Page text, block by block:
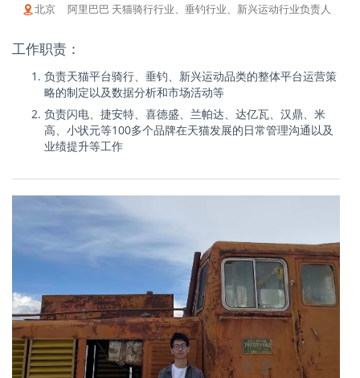
北京 阿里巴巴 天猫骑行行业、垂钓行业、新兴运动行业负责人
工作职责：
负责天猫平台骑行、垂钓、新兴运动品类的整体平台运营策
略的制定以及数据分析和市场活动等
负责闪电、捷安特、喜德盛、兰帕达、达亿瓦、汉鼎、米
高、小状元等100多个品牌在天猫发展的日常管理沟通以及
业绩提升等工作